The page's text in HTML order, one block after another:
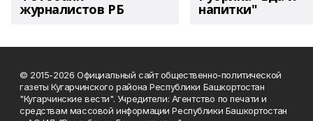
журналистов РБ напитки"
© 2015-2026 Официальный сайт общественно-политической
газеты Кугарчинского района Республики Башкортостан
"Кугарчинские вести". Учредители: Агентство по печати и
средствам массовой информации Республики Башкортостан